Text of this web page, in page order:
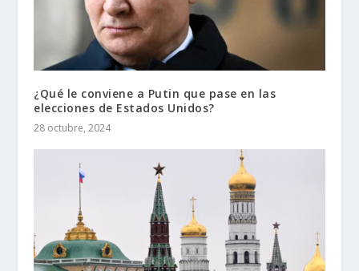
¿Qué le conviene a Putin que pase en las
elecciones de Estados Unidos?
28 octubre, 2024